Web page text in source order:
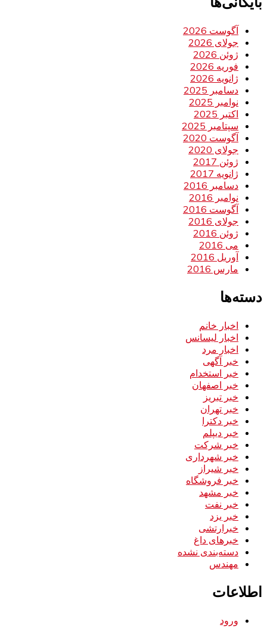
آگوست 2026
جولای 2026
ژوئن 2026
فوریه 2026
ژانویه 2026
دسامبر 2025
نوامبر 2025
اکتبر 2025
سپتامبر 2025
آگوست 2020
جولای 2020
ژوئن 2017
ژانویه 2017
دسامبر 2016
نوامبر 2016
آگوست 2016
جولای 2016
ژوئن 2016
می 2016
آوریل 2016
مارس 2016
دسته‌ها
اخبار خانم
اخبار لیسانس
اخبار مرد
خبر آگهی
خبر استخدام
خبر اصفهان
خبر تبریز
خبر تهران
خبر دکترا
خبر دیپلم
خبر شرکت
خبر شهرداری
خبر شیراز
خبر فروشگاه
خبر مشهد
خبر نفت
خبر یزد
خبرارتشی
خبرهای داغ
دسته‌بندی نشده
مهندس
اطلاعات
ورود